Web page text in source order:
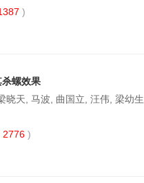
)
螺效果
晓天, 马波, 曲国立, 汪伟, 梁幼生
2776 )